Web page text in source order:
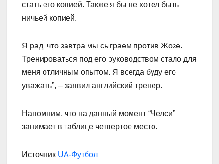
стать его копией. Также я бы не хотел быть
ничьей копией.
Я рад, что завтра мы сыграем против Жозе.
Тренироваться под его руководством стало для
меня отличным опытом. Я всегда буду его
уважать”, – заявил английский тренер.
Напомним, что на данный момент “Челси”
занимает в таблице четвертое место.
Источник UA-Футбол